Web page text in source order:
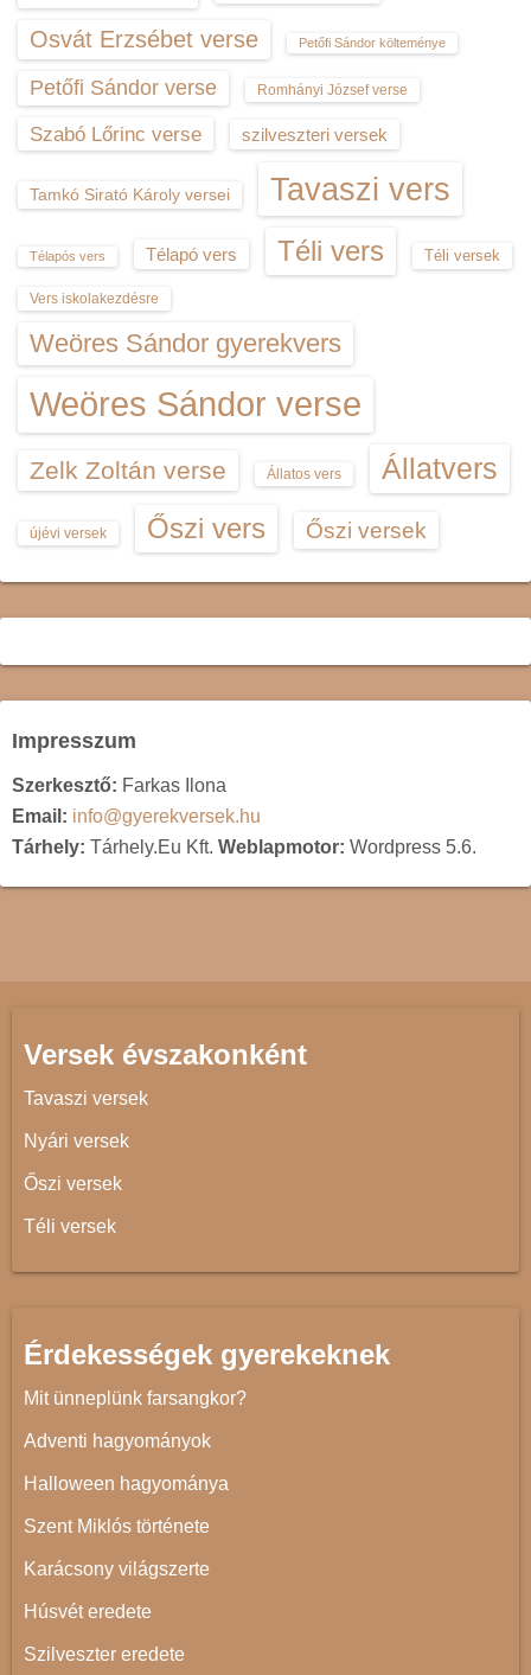
Osvát Erzsébet verse Petőfi Sándor költeménye
Petőfi Sándor verse Romhányi József verse
Szabó Lőrinc verse szilveszteri versek
Tamkó Sirató Károly versei Tavaszi vers
Télapós vers Télapó vers Téli vers Téli versek
Vers iskolakezdésre
Weöres Sándor gyerekvers
Weöres Sándor verse
Zelk Zoltán verse Állatos vers Állatvers
újévi versek Őszi vers Őszi versek
Impresszum
Szerkesztő: Farkas Ilona
Email: info@gyerekversek.hu
Tárhely: Tárhely.Eu Kft. Weblapmotor: Wordpress 5.6.
Versek évszakonként
Tavaszi versek
Nyári versek
Őszi versek
Téli versek
Érdekességek gyerekeknek
Mit ünneplünk farsangkor?
Adventi hagyományok
Halloween hagyománya
Szent Miklós története
Karácsony világszerte
Húsvét eredete
Szilveszter eredete